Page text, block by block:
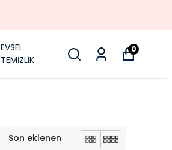
EVSEL
TEMİZLİK
0
Son eklenen